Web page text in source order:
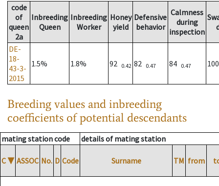
code
of
queen
2a
Inbreeding
Queen
Inbreeding
Worker
Honey
yield
Defensive
behavior
Calmness
during
inspection
DE-
18-
43-3-
2015
1.5% 1.8% 92 0.42 82 0.47 84 0.47
Breeding values and inbreeding
coefficients of potential descendants
mating station code details of mating station
C ▼ ASSOC No. D Code Surname TM from